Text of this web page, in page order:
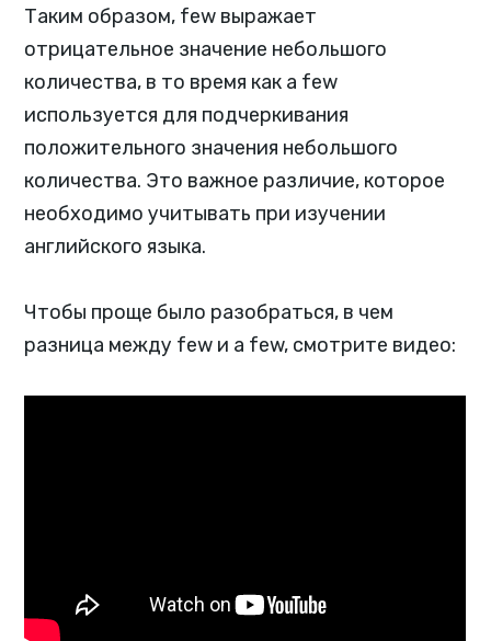
Таким образом, few выражает
отрицательное значение небольшого
количества, в то время как a few
используется для подчеркивания
положительного значения небольшого
количества. Это важное различие, которое
необходимо учитывать при изучении
английского языка.
Чтобы проще было разобраться, в чем
разница между few и a few, смотрите видео: